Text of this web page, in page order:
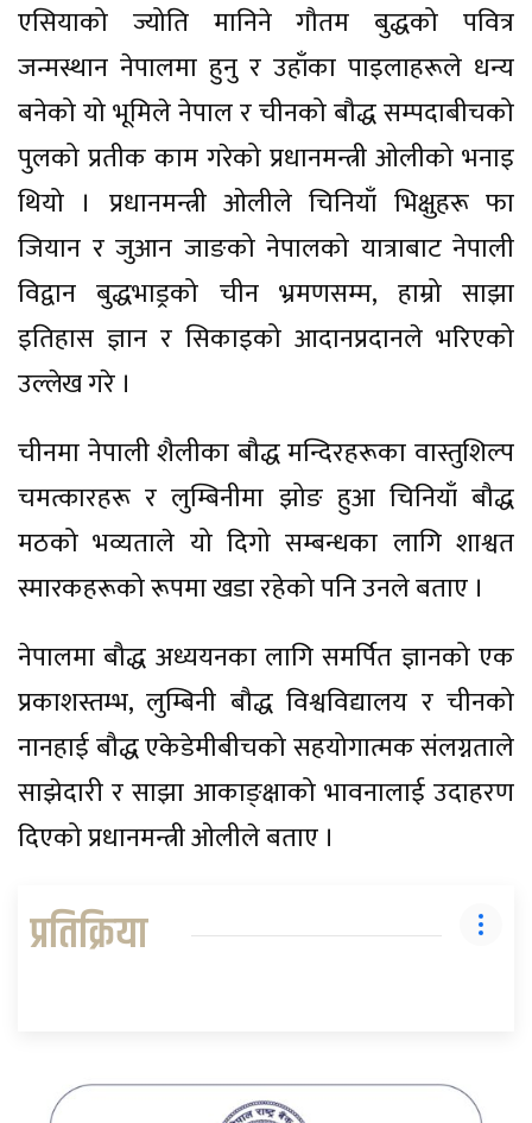
एसियाको ज्योति मानिने गौतम बुद्धको पवित्र
जन्मस्थान नेपालमा हुनु र उहाँका पाइलाहरूले धन्य
बनेको यो भूमिले नेपाल र चीनको बौद्ध सम्पदाबीचको
पुलको प्रतीक काम गरेको प्रधानमन्त्री ओलीको भनाइ
थियो । प्रधानमन्त्री ओलीले चिनियाँ भिक्षुहरू फा
जियान र जुआन जाङको नेपालको यात्राबाट नेपाली
विद्वान बुद्धभाड्रको चीन भ्रमणसम्म, हाम्रो साझा
इतिहास ज्ञान र सिकाइको आदानप्रदानले भरिएको
उल्लेख गरे ।
चीनमा नेपाली शैलीका बौद्ध मन्दिरहरूका वास्तुशिल्प
चमत्कारहरू र लुम्बिनीमा झोङ हुआ चिनियाँ बौद्ध
मठको भव्यताले यो दिगो सम्बन्धका लागि शाश्वत
स्मारकहरूको रूपमा खडा रहेको पनि उनले बताए ।
नेपालमा बौद्ध अध्ययनका लागि समर्पित ज्ञानको एक
प्रकाशस्तम्भ, लुम्बिनी बौद्ध विश्वविद्यालय र चीनको
नानहाई बौद्ध एकेडेमीबीचको सहयोगात्मक संलग्नताले
साझेदारी र साझा आकाङ्क्षाको भावनालाई उदाहरण
दिएको प्रधानमन्त्री ओलीले बताए ।
प्रतिक्रिया